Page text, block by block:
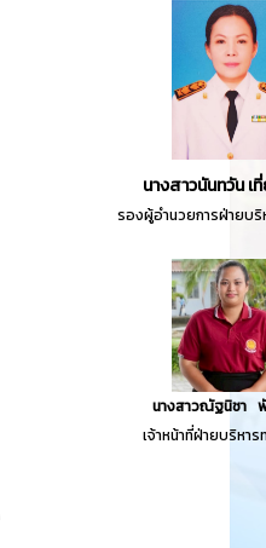
นางสาวนันทวัน เ
รองผู้อำนวยการฝ่ายบ
นางสาวณัฐนิชา
เจ้าหน้าที่ฝ่ายบริหา